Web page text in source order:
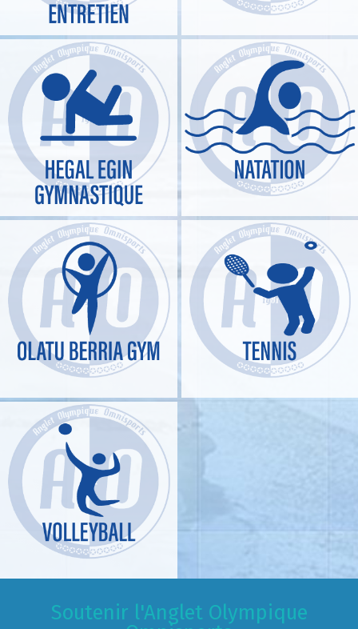
Soutenir l'Anglet Olympique